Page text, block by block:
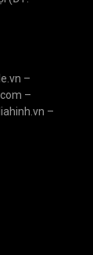
–
–
–